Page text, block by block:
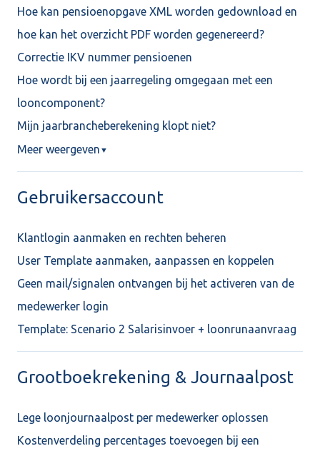
Hoe kan pensioenopgave XML worden gedownload en
hoe kan het overzicht PDF worden gegenereerd?
Correctie IKV nummer pensioenen
Hoe wordt bij een jaarregeling omgegaan met een
looncomponent?
Mijn jaarbrancheberekening klopt niet?
Meer weergeven ▼
Gebruikersaccount
Klantlogin aanmaken en rechten beheren
User Template aanmaken, aanpassen en koppelen
Geen mail/signalen ontvangen bij het activeren van de
medewerker login
Template: Scenario 2 Salarisinvoer + loonrunaanvraag
Grootboekrekening & Journaalpost
Lege loonjournaalpost per medewerker oplossen
Kostenverdeling percentages toevoegen bij een